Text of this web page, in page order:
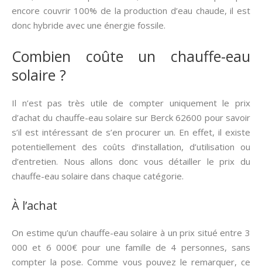
encore couvrir 100% de la production d’eau chaude, il est
donc hybride avec une énergie fossile.
Combien coûte un chauffe-eau
solaire ?
Il n’est pas très utile de compter uniquement le prix
d’achat du chauffe-eau solaire sur Berck 62600 pour savoir
s’il est intéressant de s’en procurer un. En effet, il existe
potentiellement des coûts d’installation, d’utilisation ou
d’entretien. Nous allons donc vous détailler le prix du
chauffe-eau solaire dans chaque catégorie.
À l’achat
On estime qu’un chauffe-eau solaire à un prix situé entre 3
000 et 6 000€ pour une famille de 4 personnes, sans
compter la pose. Comme vous pouvez le remarquer, ce